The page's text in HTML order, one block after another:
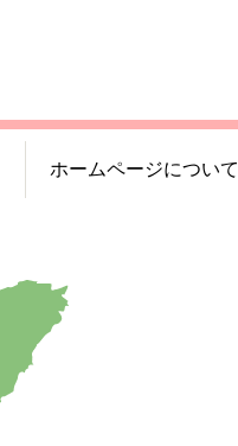
ホームページについて